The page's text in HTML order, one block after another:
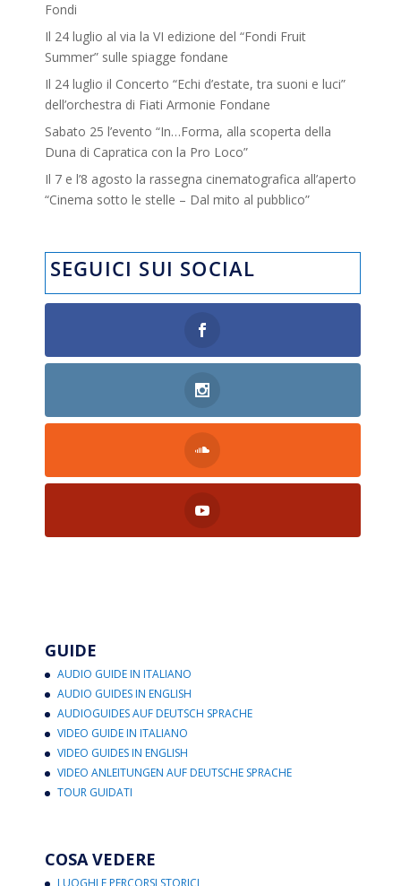
Fondi
Il 24 luglio al via la VI edizione del “Fondi Fruit
Summer” sulle spiagge fondane
Il 24 luglio il Concerto “Echi d’estate, tra suoni e luci”
dell’orchestra di Fiati Armonie Fondane
Sabato 25 l’evento “In…Forma, alla scoperta della
Duna di Capratica con la Pro Loco”
Il 7 e l’8 agosto la rassegna cinematografica all’aperto
“Cinema sotto le stelle – Dal mito al pubblico”
SEGUICI SUI SOCIAL
GUIDE
AUDIO GUIDE IN ITALIANO
AUDIO GUIDES IN ENGLISH
AUDIOGUIDES AUF DEUTSCH SPRACHE
VIDEO GUIDE IN ITALIANO
VIDEO GUIDES IN ENGLISH
VIDEO ANLEITUNGEN AUF DEUTSCHE SPRACHE
TOUR GUIDATI
COSA VEDERE